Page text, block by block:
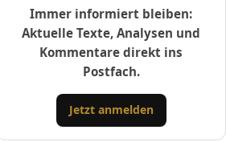
Immer informiert bleiben:
Aktuelle Texte, Analysen und
Kommentare direkt ins
Postfach.
Jetzt anmelden